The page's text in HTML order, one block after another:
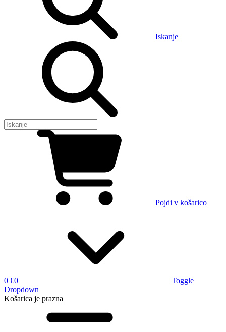
Iskanje
Pojdi v košarico
0 €0
Toggle
Dropdown
Košarica je prazna